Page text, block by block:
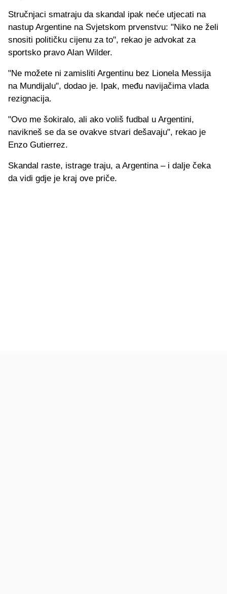
Stručnjaci smatraju da skandal ipak neće utjecati na
nastup Argentine na Svjetskom prvenstvu: "Niko ne želi
snositi političku cijenu za to", rekao je advokat za
sportsko pravo Alan Wilder.
"Ne možete ni zamisliti Argentinu bez Lionela Messija
na Mundijalu", dodao je. Ipak, među navijačima vlada
rezignacija.
"Ovo me šokiralo, ali ako voliš fudbal u Argentini,
navikneš se da se ovakve stvari dešavaju", rekao je
Enzo Gutierrez.
Skandal raste, istrage traju, a Argentina – i dalje čeka
da vidi gdje je kraj ove priče.